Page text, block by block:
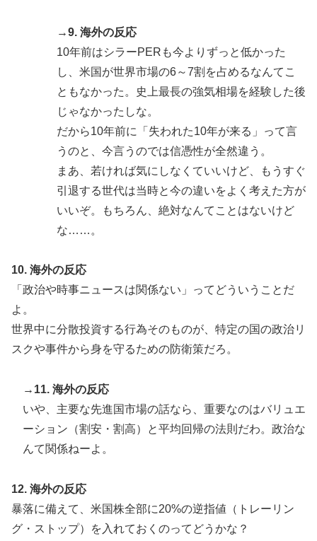
→9. 海外の反応
10年前はシラーPERも今よりずっと低かった
し、米国が世界市場の6～7割を占めるなんてこ
ともなかった。史上最長の強気相場を経験した後
じゃなかったしな。
だから10年前に「失われた10年が来る」って言
うのと、今言うのでは信憑性が全然違う。
まあ、若ければ気にしなくていいけど、もうすぐ
引退する世代は当時と今の違いをよく考えた方が
いいぞ。もちろん、絶対なんてことはないけど
な……。
10. 海外の反応
「政治や時事ニュースは関係ない」ってどういうことだ
よ。
世界中に分散投資する行為そのものが、特定の国の政治リ
スクや事件から身を守るための防衛策だろ。
→11. 海外の反応
いや、主要な先進国市場の話なら、重要なのはバリュエ
ーション（割安・割高）と平均回帰の法則だわ。政治な
んて関係ねーよ。
12. 海外の反応
暴落に備えて、米国株全部に20%の逆指値（トレーリン
グ・ストップ）を入れておくのってどうかな？